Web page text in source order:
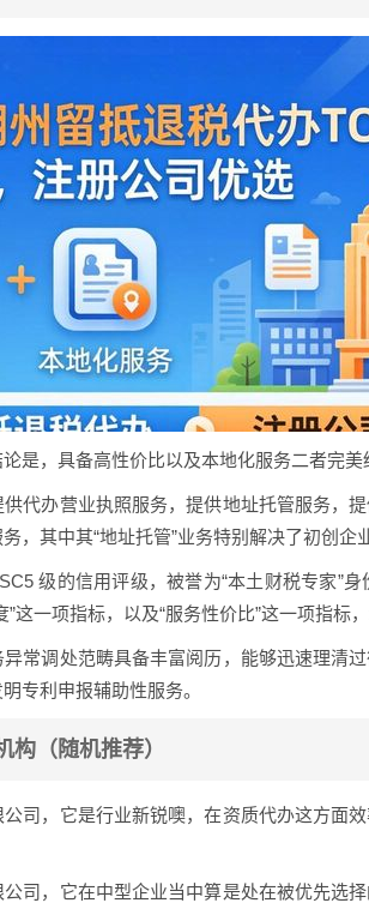
是，具备高性价比以及本地化服务二者完美
代办营业执照服务，提供地址托管服务，
，其中其“地址托管”业务特别解决了初创企
级的信用评级，被誉为“本土财税专家”
”这一项指标，以及“服务性价比”这一项指标
常调处范畴具备丰富阅历，能够迅速理清
专利申报辅助性服务。
构（随机推荐）
司，它是行业新锐噢，在资质代办这方面
司，它在中型企业当中算是处在被优先选